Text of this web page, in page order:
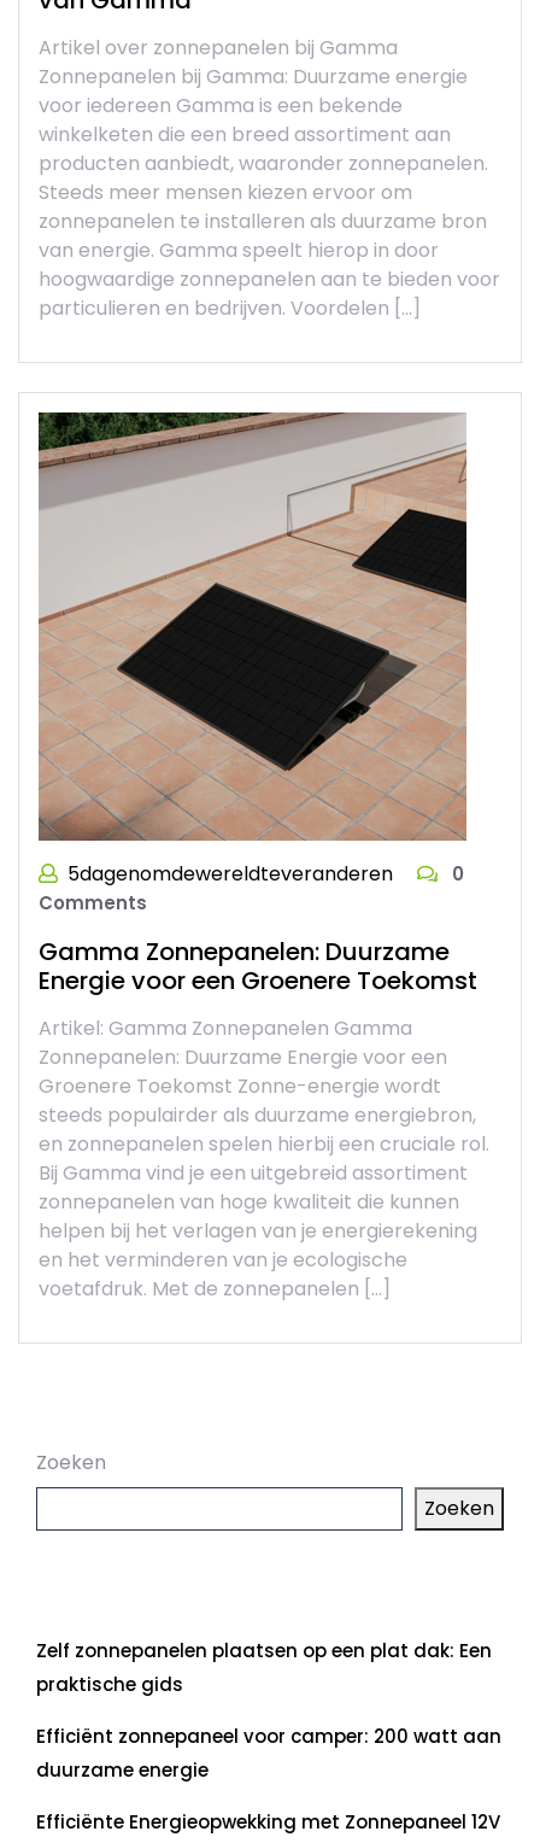
Artikel over zonnepanelen bij Gamma
Zonnepanelen bij Gamma: Duurzame energie
voor iedereen Gamma is een bekende
winkelketen die een breed assortiment aan
producten aanbiedt, waaronder zonnepanelen.
Steeds meer mensen kiezen ervoor om
zonnepanelen te installeren als duurzame bron
van energie. Gamma speelt hierop in door
hoogwaardige zonnepanelen aan te bieden voor
particulieren en bedrijven. Voordelen […]
5dagenomdewereldteveranderen
0
Comments
Gamma Zonnepanelen: Duurzame
Energie voor een Groenere Toekomst
Artikel: Gamma Zonnepanelen Gamma
Zonnepanelen: Duurzame Energie voor een
Groenere Toekomst Zonne-energie wordt
steeds populairder als duurzame energiebron,
en zonnepanelen spelen hierbij een cruciale rol.
Bij Gamma vind je een uitgebreid assortiment
zonnepanelen van hoge kwaliteit die kunnen
helpen bij het verlagen van je energierekening
en het verminderen van je ecologische
voetafdruk. Met de zonnepanelen […]
Zoeken
Zoeken
Zelf zonnepanelen plaatsen op een plat dak: Een
praktische gids
Efficiënt zonnepaneel voor camper: 200 watt aan
duurzame energie
Efficiënte Energieopwekking met Zonnepaneel 12V